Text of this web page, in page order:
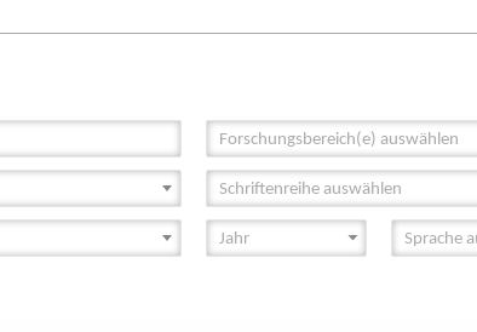
Forschungsbereich(e) auswählen
Schriftenreihe auswählen